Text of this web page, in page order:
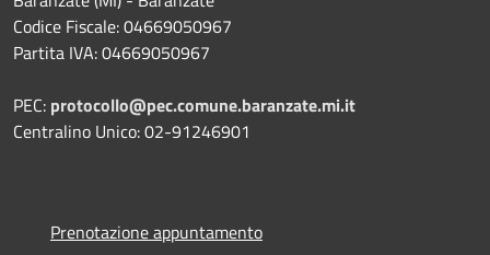
Codice Fiscale: 04669050967
Partita IVA: 04669050967
PEC: protocollo@pec.comune.baranzate.mi.it
Centralino Unico: 02-91246901
Prenotazione appuntamento